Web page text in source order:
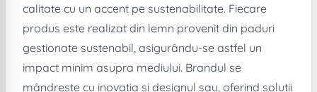
calitate cu un accent pe sustenabilitate. Fiecare
produs este realizat din lemn provenit din paduri
gestionate sustenabil, asigurându-se astfel un
impact minim asupra mediului. Brandul se
mândreste cu inovatia si designul sau, oferind solutii